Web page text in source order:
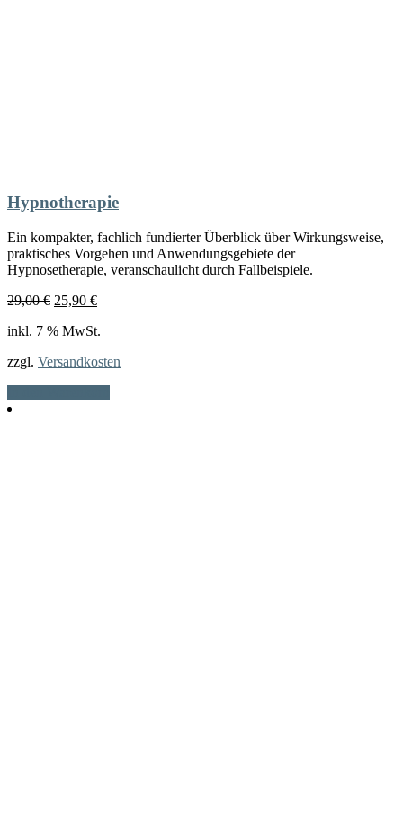
Hypnotherapie
Ein kompakter, fachlich fundierter Überblick über Wirkungsweise,
praktisches Vorgehen und Anwendungsgebiete der
Hypnosetherapie, veranschaulicht durch Fallbeispiele.
29,00€ Ursprünglicher
war:
25,90 €Aktueller
ist:
inkl. 7 % MwSt.
zzgl. Versandkosten